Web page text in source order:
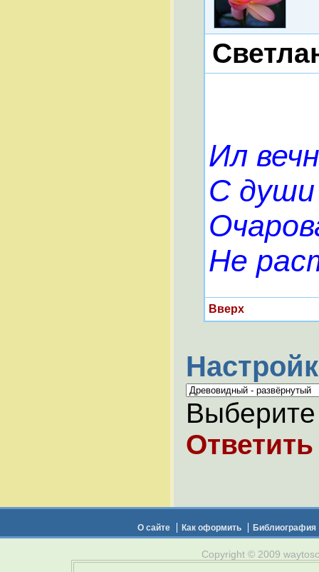
Ил
С души
Не
Вверх
Ответить
О сайте Как оформить Библиография
Copyright © 2009